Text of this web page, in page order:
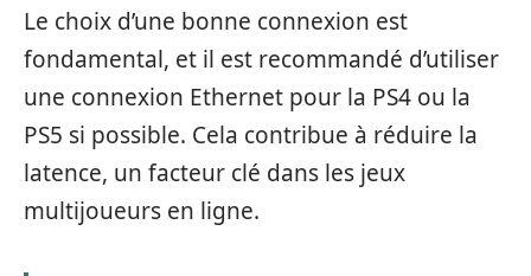
Le choix d’une bonne connexion est
fondamental, et il est recommandé d’utiliser
une connexion Ethernet pour la PS4 ou la
PS5 si possible. Cela contribue à réduire la
latence, un facteur clé dans les jeux
multijoueurs en ligne.